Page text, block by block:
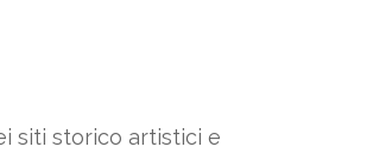
siti storico artistici e